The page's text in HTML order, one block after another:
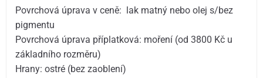
Povrchová úprava v ceně: lak matný nebo olej s/bez
pigmentu
Povrchová úprava příplatková: moření (od 3800 Kč u
základního rozměru)
Hrany: ostré (bez zaoblení)